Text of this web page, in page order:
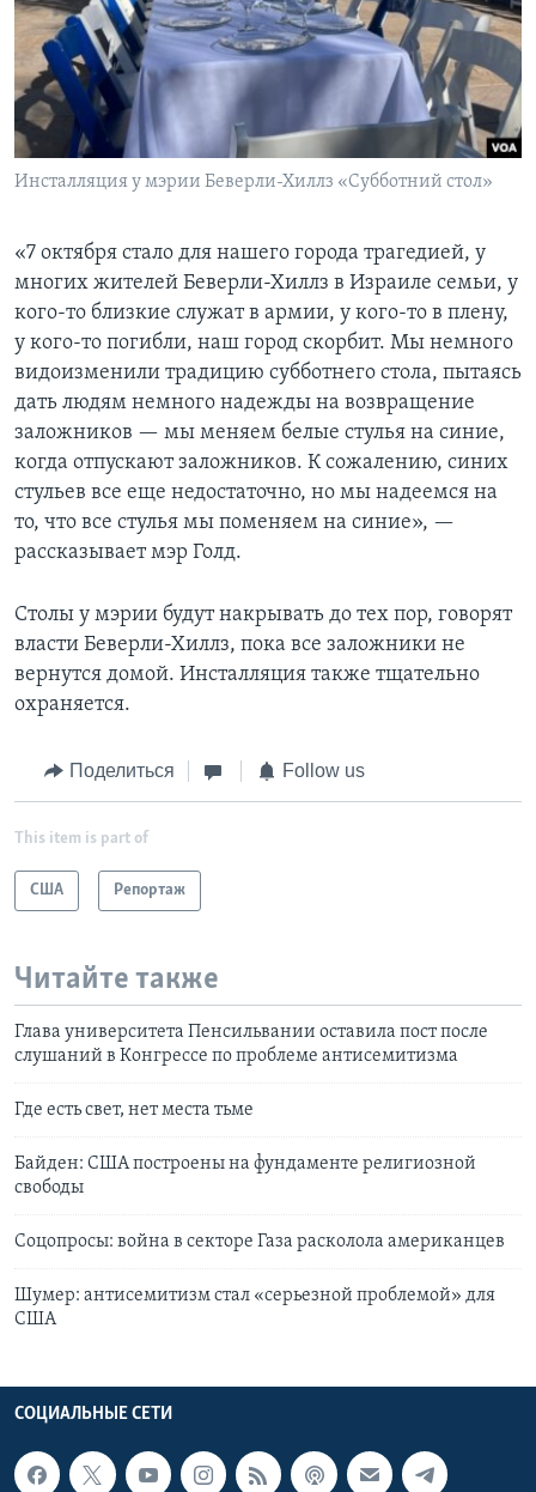
Инсталляция у мэрии Беверли-Хиллз «Субботний стол»
«7 октября стало для нашего города трагедией, у
многих жителей Беверли-Хиллз в Израиле семьи, у
кого-то близкие служат в армии, у кого-то в плену,
у кого-то погибли, наш город скорбит. Мы немного
видоизменили традицию субботнего стола, пытаясь
дать людям немного надежды на возвращение
заложников — мы меняем белые стулья на синие,
когда отпускают заложников. К сожалению, синих
стульев все еще недостаточно, но мы надеемся на
то, что все стулья мы поменяем на синие», —
рассказывает мэр Голд.
Столы у мэрии будут накрывать до тех пор, говорят
власти Беверли-Хиллз, пока все заложники не
вернутся домой. Инсталляция также тщательно
охраняется.
Поделиться Follow us
This item is part of
США Репортаж
Читайте также
Глава университета Пенсильвании оставила пост после
слушаний в Конгрессе по проблеме антисемитизма
Где есть свет, нет места тьме
Байден: США построены на фундаменте религиозной
свободы
Соцопросы: война в секторе Газа расколола американцев
Шумер: антисемитизм стал «серьезной проблемой» для
США
СОЦИАЛЬНЫЕ СЕТИ